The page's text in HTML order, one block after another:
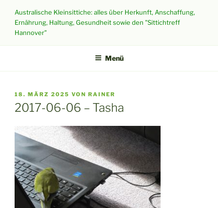
Inhalt
springen
Australische Kleinsittiche: alles über Herkunft, Anschaffung,
Ernährung, Haltung, Gesundheit sowie den "Sittichtreff
Hannover"
Menü
VERÖFFENTLICHT
AM
18. MÄRZ 2025 VON RAINER
2017-06-06 – Tasha